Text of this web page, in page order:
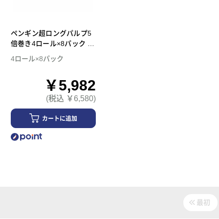
ペンギン超ロングパルプ5
倍巻き4ロール×8パック ダ
ブル トイレットペーパー
4ロール×8パック
￥5,982
(税込 ￥6,580)
カートに追加
最初